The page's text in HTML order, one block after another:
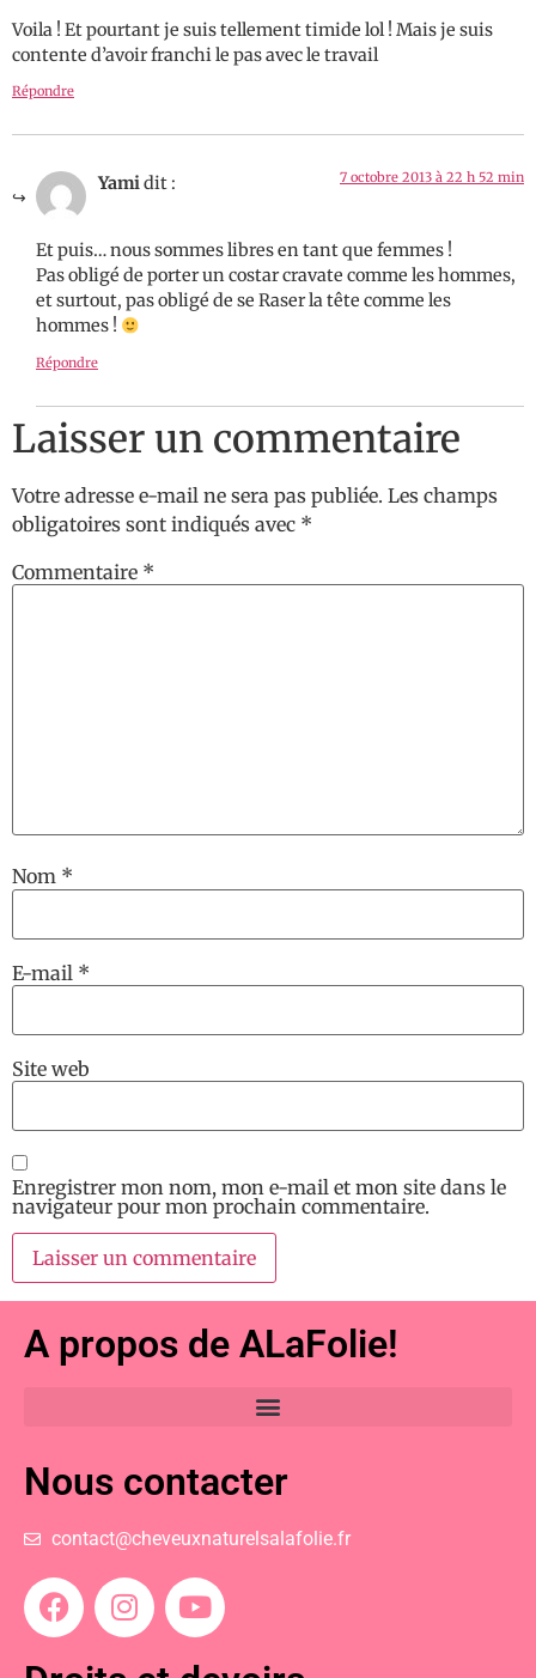
Voila ! Et pourtant je suis tellement timide lol ! Mais je suis
contente d’avoir franchi le pas avec le travail
Répondre
Yamidit : 7 octobre 2013 à 22 h 52 min
Et puis… nous sommes libres en tant que femmes !
Pas obligé de porter un costar cravate comme les hommes,
et surtout, pas obligé de se Raser la tête comme les
hommes !
Répondre
Laisser un commentaire
Votre adresse e-mail ne sera pas publiée. Les champs
obligatoires sont indiqués avec *
Commentaire *
Nom *
E-mail *
Site web
Enregistrer mon nom, mon e-mail et mon site dans le
navigateur pour mon prochain commentaire.
A propos de ALaFolie!
Nous contacter
contact@cheveuxnaturelsalafolie.fr